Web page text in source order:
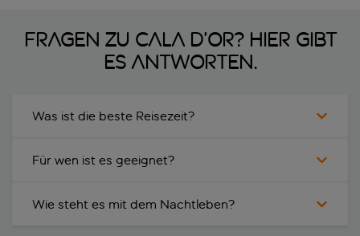
Fragen zu Cala d’Or? Hier gibt
es Antworten.
Was ist die beste Reisezeit?
Für wen ist es geeignet?
Wie steht es mit dem Nachtleben?